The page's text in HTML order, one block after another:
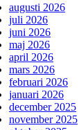
augusti 2026
juli 2026
juni 2026
maj 2026
april 2026
mars 2026
februari 2026
januari 2026
december 2025
november 2025